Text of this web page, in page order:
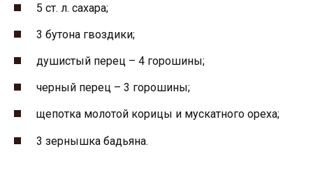
5 ст. л. сахара;
3 бутона гвоздики;
душистый перец – 4 горошины;
черный перец – 3 горошины;
щепотка молотой корицы и мускатного ореха;
3 зернышка бадьяна.